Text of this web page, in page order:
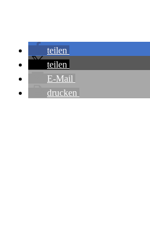
teilen
teilen
E-Mail
drucken